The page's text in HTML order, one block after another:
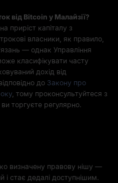
від Bitcoin у Малайзії?
приріст капіталу з
власники, як правило,
— однак Управління
класифікувати часту
дохід від
до Закону про
, тому проконсультуйтеся з
торгуєте регулярно.
визначену правову нішу —
і стає дедалі доступнішим.